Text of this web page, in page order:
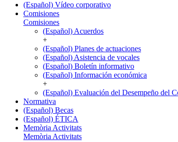
(Español) Vídeo corporativo
Comisiones
Comisiones
(Español) Acuerdos
+
(Español) Planes de actuaciones
(Español) Asistencia de vocales
(Español) Boletín informativo
(Español) Información económica
+
(Español) Evaluación del Desempeño del
Normativa
(Español) Becas
(Español) ÉTICA
Memòria Activitats
Memòria Activitats